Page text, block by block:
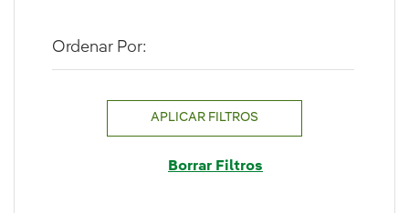
Ordenar Por:
APLICAR FILTROS
Borrar Filtros